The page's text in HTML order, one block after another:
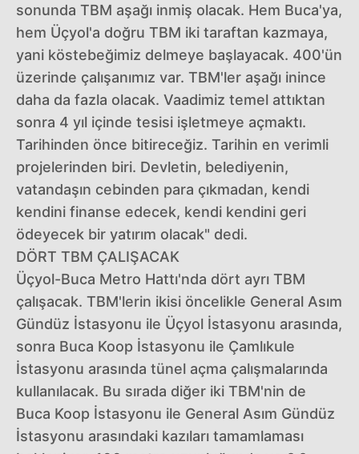
sonunda TBM aşağı inmiş olacak. Hem Buca'ya,
hem Üçyol'a doğru TBM iki taraftan kazmaya,
yani köstebeğimiz delmeye başlayacak. 400'ün
üzerinde çalışanımız var. TBM'ler aşağı inince
daha da fazla olacak. Vaadimiz temel attıktan
sonra 4 yıl içinde tesisi işletmeye açmaktı.
Tarihinden önce bitireceğiz. Tarihin en verimli
projelerinden biri. Devletin, belediyenin,
vatandaşın cebinden para çıkmadan, kendi
kendini finanse edecek, kendi kendini geri
ödeyecek bir yatırım olacak" dedi.
DÖRT TBM ÇALIŞACAK
Üçyol-Buca Metro Hattı'nda dört ayrı TBM
çalışacak. TBM'lerin ikisi öncelikle General Asım
Gündüz İstasyonu ile Üçyol İstasyonu arasında,
sonra Buca Koop İstasyonu ile Çamlıkule
İstasyonu arasında tünel açma çalışmalarında
kullanılacak. Bu sırada diğer iki TBM'nin de
Buca Koop İstasyonu ile General Asım Gündüz
İstasyonu arasındaki kazıları tamamlaması